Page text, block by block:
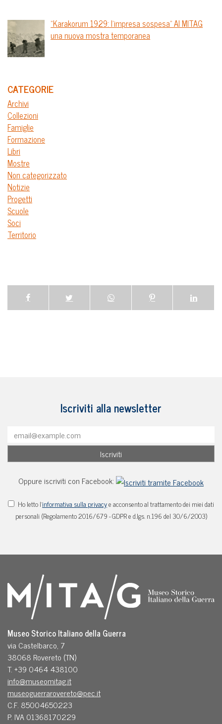
“Karakorum 1929: l’impresa sospesa” Al MITAG
una nuova mostra temporanea
CATEGORIE
Archivi
Collezioni
Famiglie
Formazione
Libri
Mostre
Non categorizzato
Notizie
Progetti
Scuole
Soci
Territorio
Iscriviti alla newsletter
Oppure iscriviti con Facebook:
Ho letto l'informativa sulla privacye acconsento al trattamento dei miei dati
personali (Regolamento 2016/679 - GDPR e d.lgs. n.196 del 30/6/2003)
Museo Storico Italiano della Guerra
via Castelbarco, 7
38068 Rovereto (TN)
T. +39 0464 438100
info@museomitag.it
museoguerrarovereto@pec.it
C.F. 85004650223
P. IVA 01368170229